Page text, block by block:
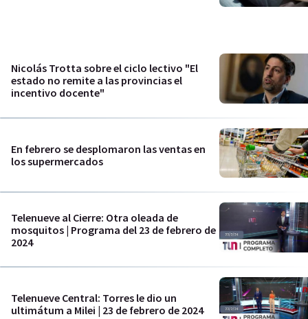
Nicolás Trotta sobre el ciclo lectivo "El
estado no remite a las provincias el
incentivo docente"
En febrero se desplomaron las ventas en
los supermercados
Telenueve al Cierre: Otra oleada de
mosquitos | Programa del 23 de febrero de
2024
Telenueve Central: Torres le dio un
ultimátum a Milei | 23 de febrero de 2024